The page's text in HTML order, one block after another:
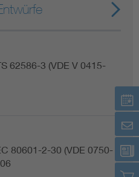
62586-3 (VDE V 0415-
80601-2-30 (VDE 0750-